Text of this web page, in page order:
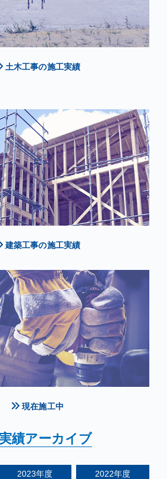
土木工事の施工実績
建築工事の施工実績
現在施工中
績アーカイブ
2023年度 2022年度